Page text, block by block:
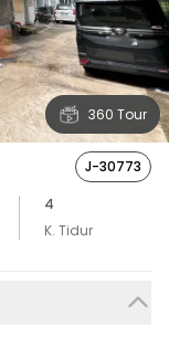
360 Tour
J-30773
4
K. Tidur